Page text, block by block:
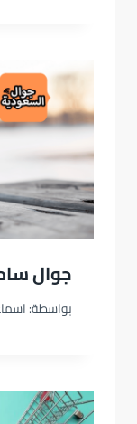
جوال
بواسطة: